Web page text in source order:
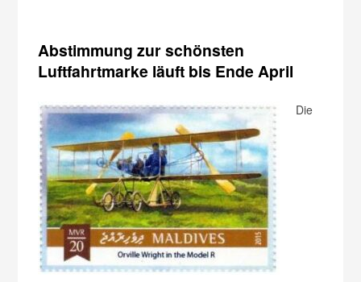
Abstimmung zur schönsten
Luftfahrtmarke läuft bis Ende April
Die